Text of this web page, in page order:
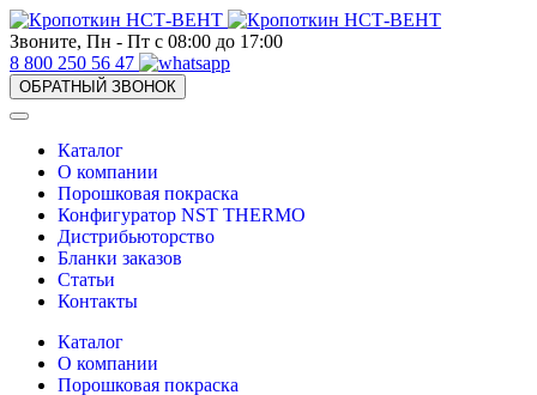
Звоните, Пн - Пт с 08:00 до 17:00
8 800 250 56 47
ОБРАТНЫЙ ЗВОНОК
Каталог
О компании
Порошковая покраска
Конфигуратор NST THERMO
Дистрибьюторство
Бланки заказов
Статьи
Контакты
Каталог
О компании
Порошковая покраска